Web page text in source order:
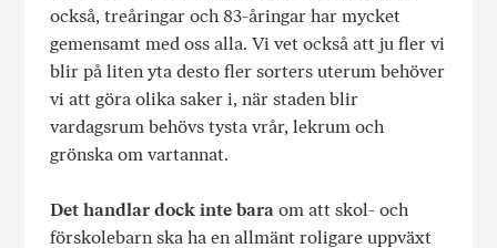
också, treåringar och 83-åringar har mycket
gemensamt med oss alla. Vi vet också att ju fler vi
blir på liten yta desto fler sorters uterum behöver
vi att göra olika saker i, när staden blir
vardagsrum behövs tysta vrår, lekrum och
grönska om vartannat.
Det handlar dock inte bara om att skol- och
förskolebarn ska ha en allmänt roligare uppväxt